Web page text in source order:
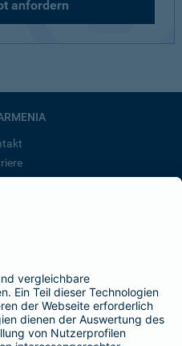
anfordern
BarmeniaGothaer
SEITEN